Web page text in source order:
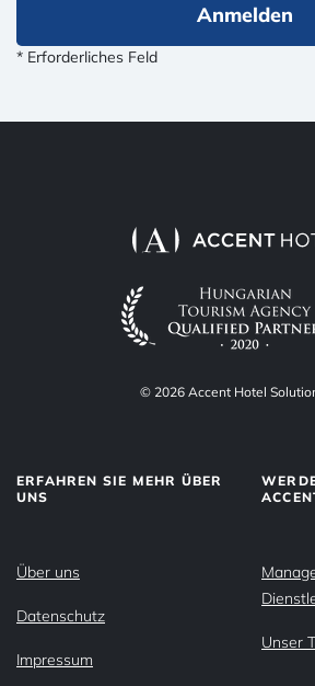
Anmelden
* Erforderliches Feld
© 2026 Accent Hotel
ERFAHREN SIE MEHR ÜBER
UNS
Über uns
Datenschutz
Impressum
Unser